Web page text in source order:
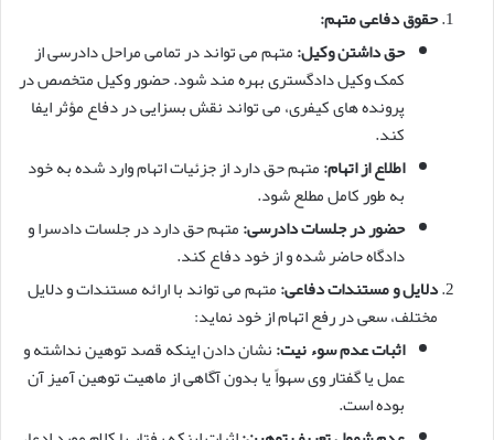
حقوق دفاعی متهم:
حق داشتن وکیل:متهم می تواند در تمامی مراحل دادرسی از
کمک وکیل دادگستری بهره مند شود. حضور وکیل متخصص در
پرونده های کیفری، می تواند نقش بسزایی در دفاع مؤثر ایفا
کند.
اطلاع از اتهام:متهم حق دارد از جزئیات اتهام وارد شده به خود
به طور کامل مطلع شود.
حضور در جلسات دادرسی:متهم حق دارد در جلسات دادسرا و
دادگاه حاضر شده و از خود دفاع کند.
دلایل و مستندات دفاعی:متهم می تواند با ارائه مستندات و دلایل
مختلف، سعی در رفع اتهام از خود نماید:
اثبات عدم سوء نیت:نشان دادن اینکه قصد توهین نداشته و
عمل یا گفتار وی سهواً یا بدون آگاهی از ماهیت توهین آمیز آن
بوده است.